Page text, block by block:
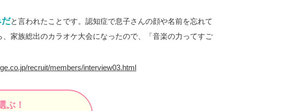
と言われたことです。認知症で息子さんの顔や名前を忘れて
家族総出のカラオケ大会になったので、「音楽の力ってすご
recruit/members/interview03.html
ぶ！